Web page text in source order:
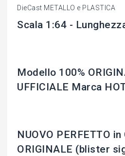
DieCast METALLO e PLASTICA
Scala 1:64 -
Modello 100%
UFFICIALE Marca
NUOVO PERFETTO
ORIGINALE (blister